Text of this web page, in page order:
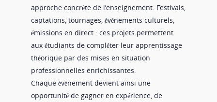
approche concrète de l’enseignement. Festivals,
captations, tournages, événements culturels,
émissions en direct : ces projets permettent
aux étudiants de compléter leur apprentissage
théorique par des mises en situation
professionnelles enrichissantes.
Chaque événement devient ainsi une
opportunité de gagner en expérience, de